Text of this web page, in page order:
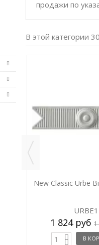
продажи по
В этой категории
New Classic Urbe
URBE1
1 824 руб 1
В